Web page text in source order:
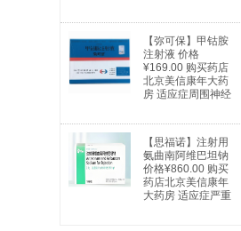
【弥可保】甲钴胺
注射液 价格
¥169.00 购买药店
北京美信康年大药
房 适应症周围神经
B12引起的巨幼红
细胞性贫血
【思福诺】注射用
氨曲南阿维巴坦钠
价格¥860.00 购买
药店北京美信康年
大药房 适应症严重